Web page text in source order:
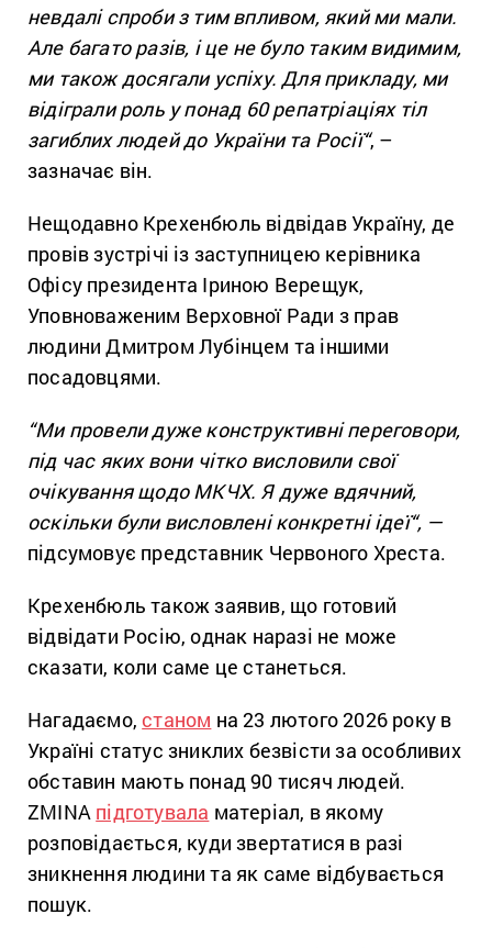
невдалі спроби з тим впливом, який ми мали.
Але багато разів, і це не було таким видимим,
ми також досягали успіху. Для прикладу, ми
відіграли роль у понад 60 репатріаціях тіл
загиблих людей до України та Росії“, –
зазначає він.
Нещодавно Крехенбюль відвідав Україну, де
провів зустрічі із заступницею керівника
Офісу президента Іриною Верещук,
Уповноваженим Верховної Ради з прав
людини Дмитром Лубінцем та іншими
посадовцями.
“Ми провели дуже конструктивні переговори,
під час яких вони чітко висловили свої
очікування щодо МКЧХ. Я дуже вдячний,
оскільки були висловлені конкретні ідеї“, —
підсумовує представник Червоного Хреста.
Крехенбюль також заявив, що готовий
відвідати Росію, однак наразі не може
сказати, коли саме це станеться.
Нагадаємо, станом на 23 лютого 2026 року в
Україні статус зниклих безвісти за особливих
обставин мають понад 90 тисяч людей.
ZMINA підготувала матеріал, в якому
розповідається, куди звертатися в разі
зникнення людини та як саме відбувається
пошук.